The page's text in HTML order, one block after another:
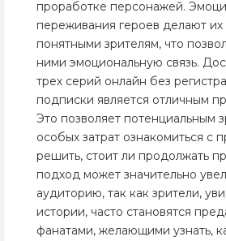
проработке персонажей.
переживания героев делают
понятными зрителям, что
ними эмоциональную связь.
трех серий онлайн без
подписки является отличным
Это позволяет потенциальным
особых затрат ознакомиться с
решить, стоит ли продолжать
подход может значительно
аудиторию, так как зрители,
истории, часто становятся
фанатами, желающими узнать,